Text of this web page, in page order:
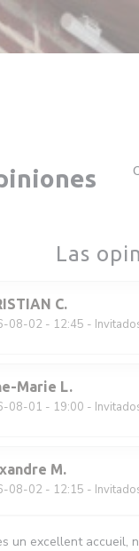
Las
C
08-02 - 12:45 -
Marie L
08-01 - 19:00 -
M
08-02 - 12:15 -
un excellent accueil,